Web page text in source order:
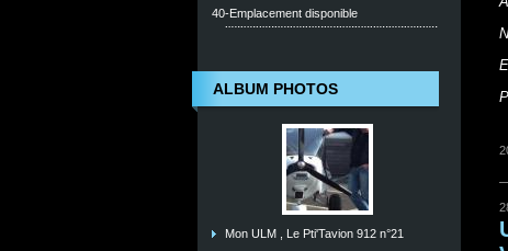
40-Emplacement disponible
ALBUM PHOTOS
Mon ULM , Le Pti'Tavion 912 n°21